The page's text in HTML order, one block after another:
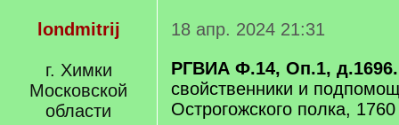
londmitrij
г. Химки
Московской
области
18 апр. 2024 21:31
РГВИА Ф.14, Оп.1, д.1696.
свойственники и
Острогожского полка, 1760